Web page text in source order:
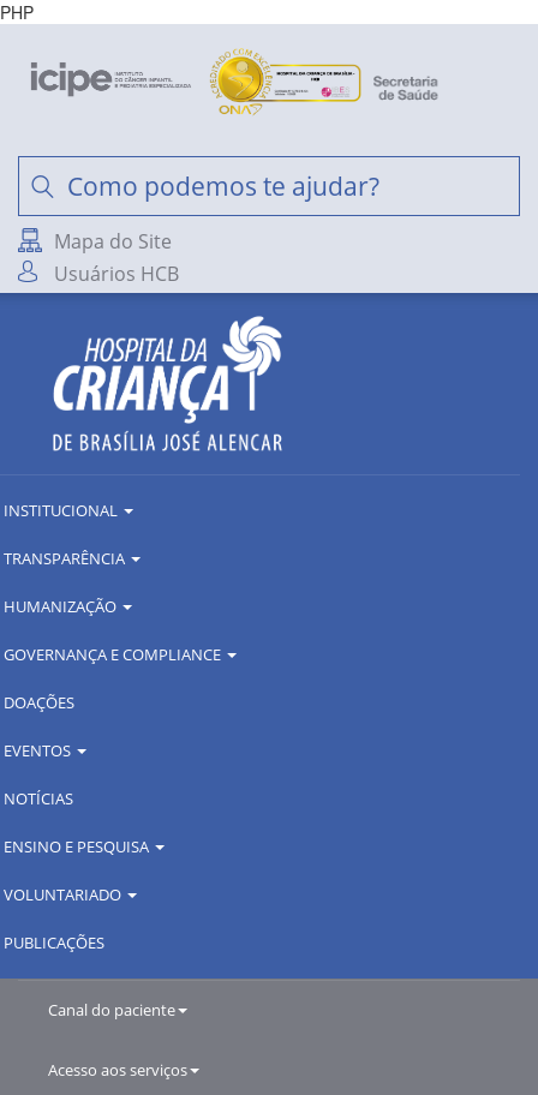
PHP
Mapa do Site
Usuários HCB
INSTITUCIONAL
TRANSPARÊNCIA
HUMANIZAÇÃO
GOVERNANÇA E COMPLIANCE
DOAÇÕES
EVENTOS
NOTÍCIAS
ENSINO E PESQUISA
VOLUNTARIADO
PUBLICAÇÕES
Canal do paciente
Acesso aos serviços